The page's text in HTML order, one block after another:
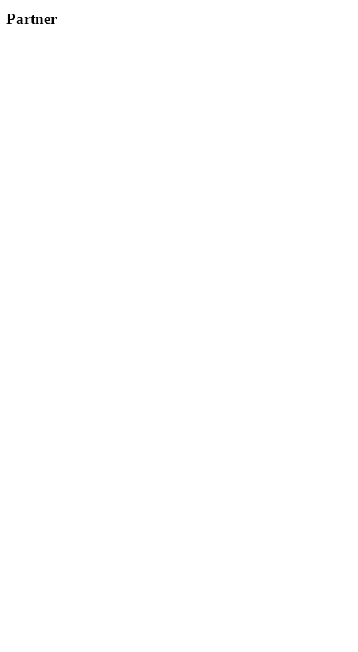
Partner